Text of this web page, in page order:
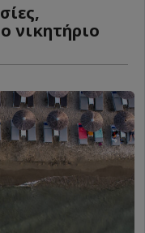
νικητήριο